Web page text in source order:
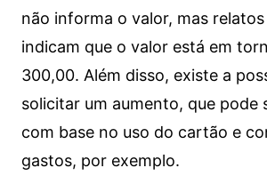
não informa o valor, mas
indicam que o valor está em
300,00. Além disso, existe a
solicitar um aumento, que pode
com base no uso do cartão e
gastos, por exemplo.